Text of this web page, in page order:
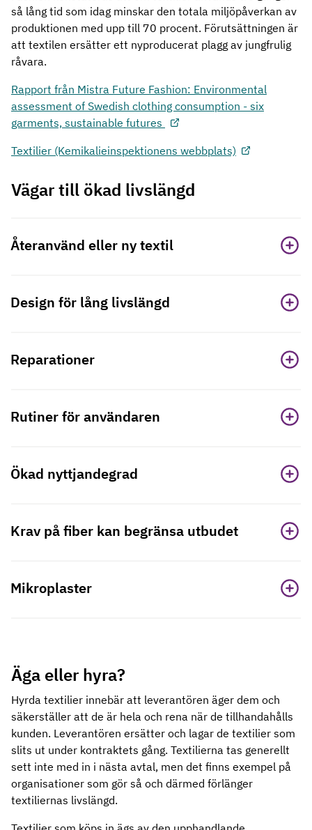
så lång tid som idag minskar den totala miljöpåverkan av
produktionen med upp till 70 procent. Förutsättningen är
att textilen ersätter ett nyproducerat plagg av jungfrulig
råvara.
Rapport från Mistra Future Fashion: Environmental
assessment of Swedish clothing consumption - six
garments, sustainable futures
Textilier (Kemikalieinspektionens webbplats)
Vägar till ökad livslängd
Återanvänd eller ny textil
Design för lång livslängd
Reparationer
Rutiner för användaren
Ökad nyttjandegrad
Krav på fiber kan begränsa utbudet
Mikroplaster
Äga eller hyra?
Hyrda textilier innebär att leverantören äger dem och
säkerställer att de är hela och rena när de tillhandahålls
kunden. Leverantören ersätter och lagar de textilier som
slits ut under kontraktets gång. Textilierna tas generellt
sett inte med in i nästa avtal, men det finns exempel på
organisationer som gör så och därmed förlänger
textiliernas livslängd.